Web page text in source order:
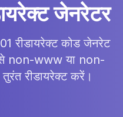
जेनरेटर
रीडायरेक्ट कोड जेनरेट
non-www या non-
रीडायरेक्ट करें।